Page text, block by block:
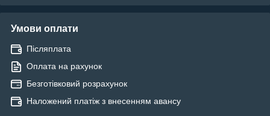
Умови оплати
Післяплата
Оплата на рахунок
Безготівковий розрахунок
Наложений платіж з внесенням авансу